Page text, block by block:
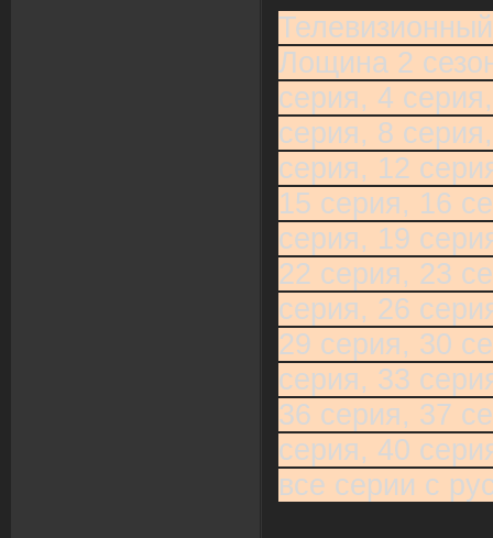
Лощина 2
серия, 4
серия, 8
серия, 12
15 серия, 16
серия, 19
22 серия, 23
серия, 26
29 серия, 30
серия, 33
36 серия, 37
серия, 40
все серии с